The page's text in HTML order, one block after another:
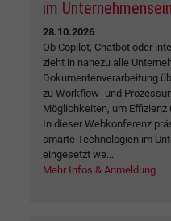
im
28.10.2026
Ob Copilot, Chatbot oder
zieht in nahezu alle
Dokumentenverarbeitung
zu Workflow- und
Möglichkeiten, um Effizienz
In dieser Webkonferenz
smarte Technologien im
eingesetzt we...
Mehr Infos & Anmeldung